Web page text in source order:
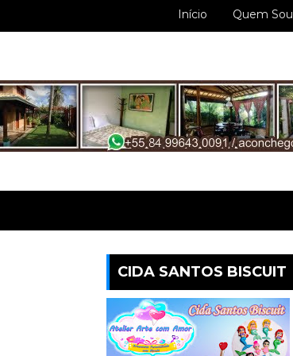
Início Quem Sou
CIDA SANTOS BISCUIT